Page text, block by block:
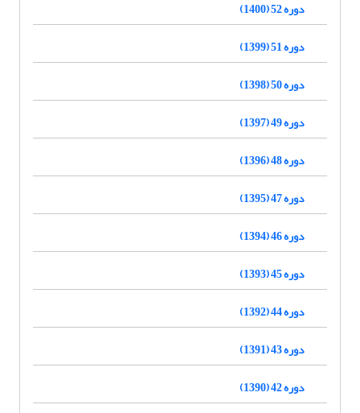
دوره 52 (1400)
دوره 51 (1399)
دوره 50 (1398)
دوره 49 (1397)
دوره 48 (1396)
دوره 47 (1395)
دوره 46 (1394)
دوره 45 (1393)
دوره 44 (1392)
دوره 43 (1391)
دوره 42 (1390)